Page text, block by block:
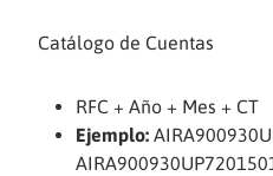
Catálogo de Cuentas
RFC + Año + Mes + CT
Ejemplo: